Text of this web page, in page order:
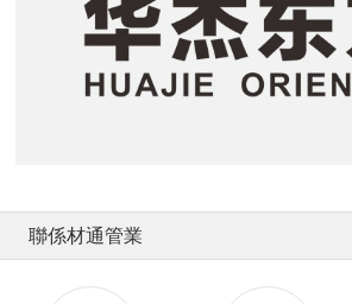
聯係材通管業